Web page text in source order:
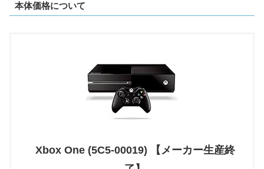
本体価格について
Xbox One (5C5-00019) 【メーカー生産終